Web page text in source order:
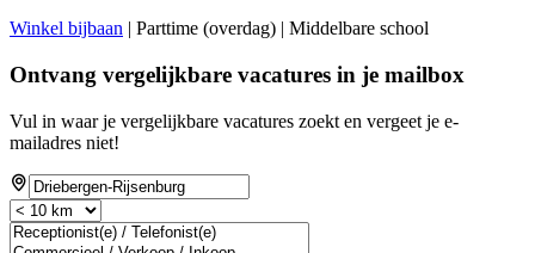
Winkel bijbaan | Parttime (overdag) | Middelbare school
Ontvang vergelijkbare vacatures in je mailbox
Vul in waar je vergelijkbare vacatures zoekt en vergeet je e-
mailadres niet!